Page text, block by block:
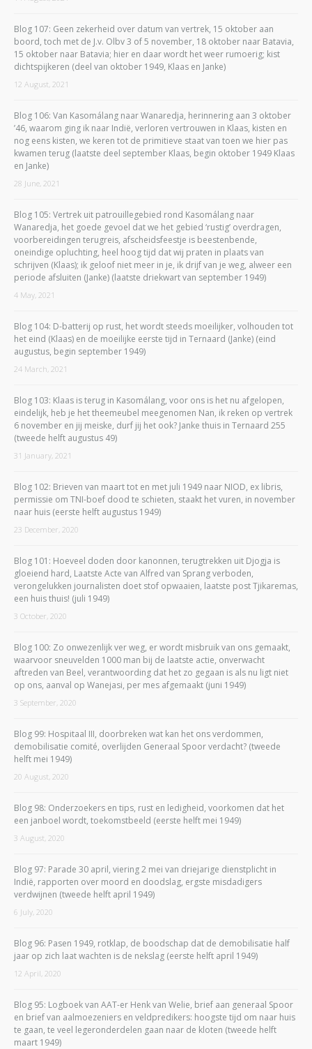
Blog 107: Geen zekerheid over datum van vertrek, 15 oktober aan
boord, toch met de J.v. Olbv 3 of 5 november, 18 oktober naar Batavia,
15 oktober naar Batavia; hier en daar wordt het weer rumoerig; kist
dichtspijkeren (deel van oktober 1949, Klaas en Janke)
12 August, 2021
Blog 106: Van Kasomálang naar Wanaredja, herinnering aan 3 oktober
’46, waarom ging ik naar Indië, verloren vertrouwen in Klaas, kisten en
nog eens kisten, we keren tot de primitieve staat van toen we hier pas
kwamen terug (laatste deel september Klaas, begin oktober 1949 Klaas
en Janke)
28 June, 2021
Blog 105: Vertrek uit patrouillegebied rond Kasomálang naar
Wanaredja, het goede gevoel dat we het gebied ‘rustig’ overdragen,
voorbereidingen terugreis, afscheidsfeestje is beestenbende,
oneindige opluchting, heel hoog tijd dat wij praten in plaats van
schrijven (Klaas); ik geloof niet meer in je, ik drijf van je weg, alweer een
periode afsluiten (Janke) (laatste driekwart van september 1949)
4 May, 2021
Blog 104: D-batterij op rust, het wordt steeds moeilijker, volhouden tot
het eind (Klaas) en de moeilijke eerste tijd in Ternaard (Janke) (eind
augustus, begin september 1949)
24 March, 2021
Blog 103: Klaas is terug in Kasomálang, voor ons is het nu afgelopen,
eindelijk, heb je het theemeubel meegenomen Nan, ik reken op vertrek
6 november en jij meiske, durf jij het ook? Janke thuis in Ternaard 255
(tweede helft augustus 49)
31 January, 2021
Blog 102: Brieven van maart tot en met juli 1949 naar NIOD, ex libris,
permissie om TNI-boef dood te schieten, staakt het vuren, in november
naar huis (eerste helft augustus 1949)
23 December, 2020
Blog 101: Hoeveel doden door kanonnen, terugtrekken uit Djogja is
gloeiend hard, Laatste Acte van Alfred van Sprang verboden,
verongelukken journalisten doet stof opwaaien, laatste post Tjikaremas,
een huis thuis! (juli 1949)
3 October, 2020
Blog 100: Zo onwezenlijk ver weg, er wordt misbruik van ons gemaakt,
waarvoor sneuvelden 1000 man bij de laatste actie, onverwacht
aftreden van Beel, verantwoording dat het zo gegaan is als nu ligt niet
op ons, aanval op Wanejasi, per mes afgemaakt (juni 1949)
3 September, 2020
Blog 99: Hospitaal III, doorbreken wat kan het ons verdommen,
demobilisatie comité, overlijden Generaal Spoor verdacht? (tweede
helft mei 1949)
20 August, 2020
Blog 98: Onderzoekers en tips, rust en ledigheid, voorkomen dat het
een janboel wordt, toekomstbeeld (eerste helft mei 1949)
3 August, 2020
Blog 97: Parade 30 april, viering 2 mei van driejarige dienstplicht in
Indië, rapporten over moord en doodslag, ergste misdadigers
verdwijnen (tweede helft april 1949)
6 July, 2020
Blog 96: Pasen 1949, rotklap, de boodschap dat de demobilisatie half
jaar op zich laat wachten is de nekslag (eerste helft april 1949)
12 April, 2020
Blog 95: Logboek van AAT-er Henk van Welie, brief aan generaal Spoor
en brief van aalmoezeniers en veldpredikers: hoogste tijd om naar huis
te gaan, te veel legeronderdelen gaan naar de kloten (tweede helft
maart 1949)